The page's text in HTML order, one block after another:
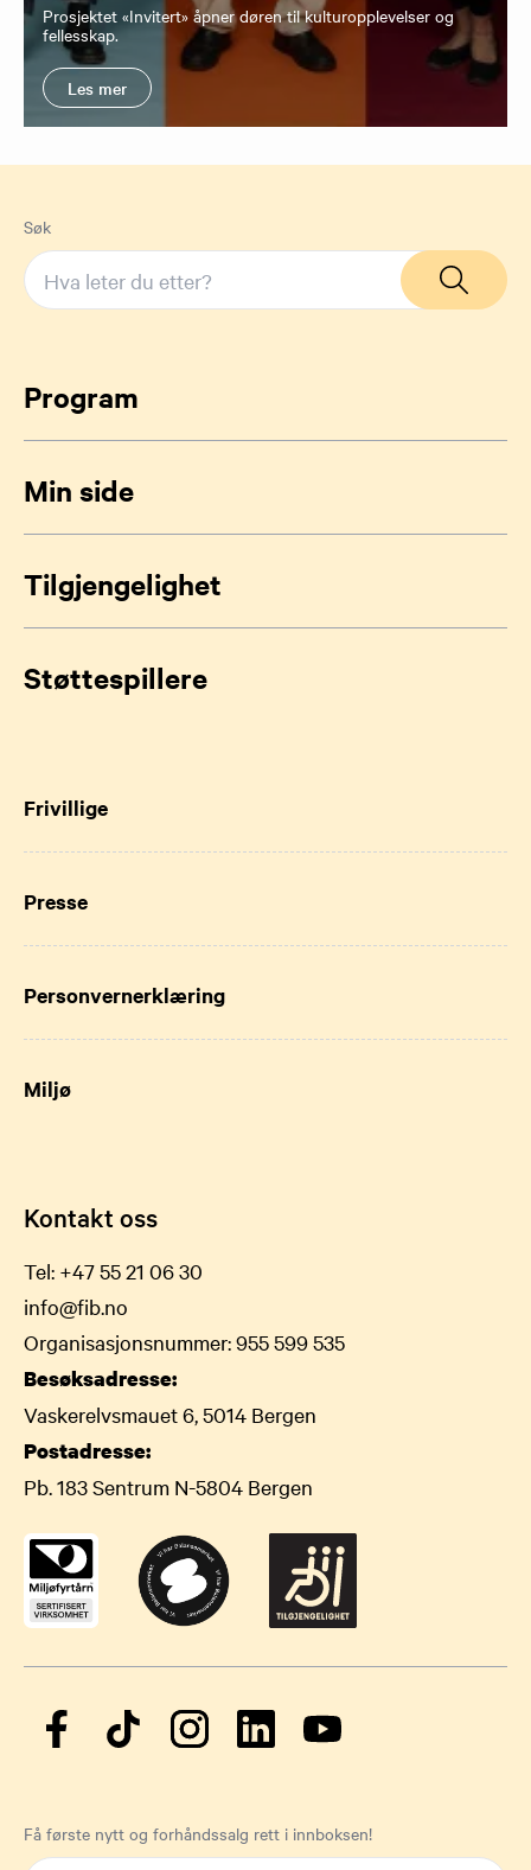
Prosjektet «Invitert» åpner døren til kulturopplevelser og
fellesskap.
Les mer
Søk
Program
Min side
Tilgjengelighet
Støttespillere
Frivillige
Presse
Personvernerklæring
Miljø
Kontakt oss
Tel: +47 55 21 06 30
info@fib.no
Organisasjonsnummer: 955 599 535
Besøksadresse:
Vaskerelvsmauet 6, 5014 Bergen
Postadresse:
Pb. 183 Sentrum N-5804 Bergen
Få første nytt og forhåndssalg rett i innboksen!